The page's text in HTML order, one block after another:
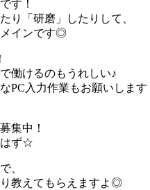
す！
り「研磨」したりして、
メインです◎
働けるのもうれしい♪
PC入力作業もお願いします
集中！
はず☆
、
教えてもらえますよ◎